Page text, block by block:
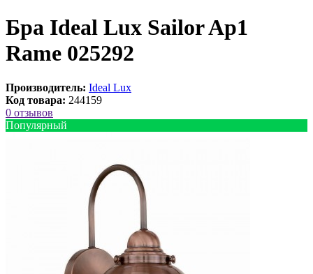
Бра Ideal Lux Sailor Ap1
Rame 025292
Производитель: Ideal Lux
Код товара: 244159
0 отзывов
Популярный